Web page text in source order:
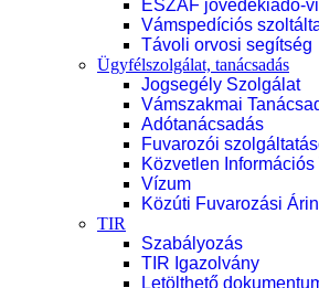
ESZAF jövedékiadó-
Vámspedíciós
Távoli orvosi segítség
Ügyfélszolgálat, tanácsadás
Jogsegély Szolgálat
Vámszakmai
Adótanácsadás
Fuvarozói
Közvetlen Információs
Vízum
Közúti Fuvarozási
TIR
Szabályozás
TIR Igazolvány
Letölthető